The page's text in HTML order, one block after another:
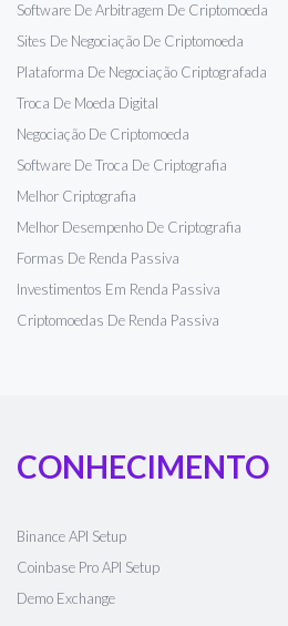
Software De Arbitragem De Criptomoeda
Sites De Negociação De Criptomoeda
Plataforma De Negociação Criptografada
Troca De Moeda Digital
Negociação De Criptomoeda
Software De Troca De Criptografia
Melhor Criptografia
Melhor Desempenho De Criptografia
Formas De Renda Passiva
Investimentos Em Renda Passiva
Criptomoedas De Renda Passiva
CONHECIMENTO
Binance API Setup
Coinbase Pro API Setup
Demo Exchange